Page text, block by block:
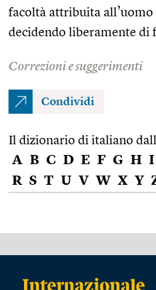
facoltà attribuita
decidendo liberamente di
Correzioni e suggerimenti
Condividi
Il dizionario di italiano
A B C D E F G H I
R S T U V W X Y